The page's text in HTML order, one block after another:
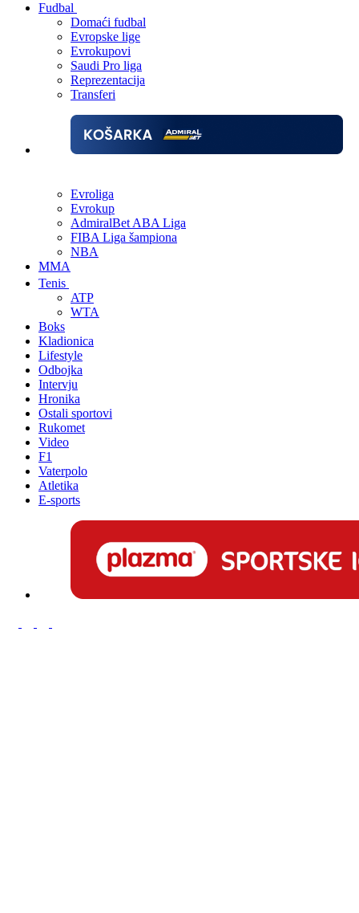
Fudbal
Domaći fudbal
Evropske lige
Evrokupovi
Saudi Pro liga
Reprezentacija
Transferi
Evroliga
Evrokup
AdmiralBet ABA Liga
FIBA Liga šampiona
NBA
MMA
Tenis
ATP
WTA
Boks
Kladionica
Lifestyle
Odbojka
Intervju
Hronika
Ostali sportovi
Rukomet
Video
F1
Vaterpolo
Atletika
E-sports